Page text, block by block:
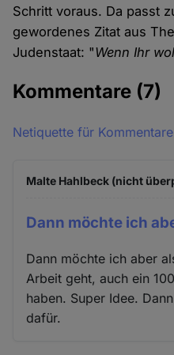
Schritt voraus. Da passt
gewordenes Zitat aus
Judenstaat: "Wenn Ihr
Kommentare (7)
Netiquette für Kommentare
Malte Hahlbeck (nicht
Dann möchte ich
Dann möchte ich aber
Arbeit geht, auch ein
haben. Super Idee.
dafür.